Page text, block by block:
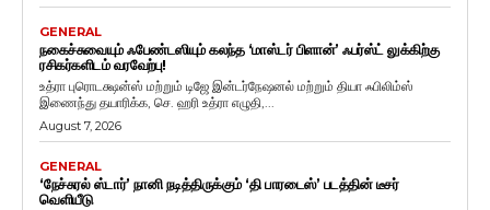
GENERAL
நகைச்சுவையும் ஃபேண்டஸியும் கலந்த ‘மாஸ்டர் பிளான்’ ஃபர்ஸ்ட் லுக்கிற்கு
ரசிகர்களிடம் வரவேற்பு!
உத்ரா புரொடக்ஷன்ஸ் மற்றும் டிஜே இன்டர்நேஷனல் மற்றும் தியா ஃபிலிம்ஸ்
இணைந்து தயாரிக்க, செ. ஹரி உத்ரா எழுதி,...
August 7, 2026
GENERAL
‘நேச்சுரல் ஸ்டார்’ நானி நடித்திருக்கும் ‘தி பாரடைஸ்’ படத்தின் டீசர்
வெளியீடு